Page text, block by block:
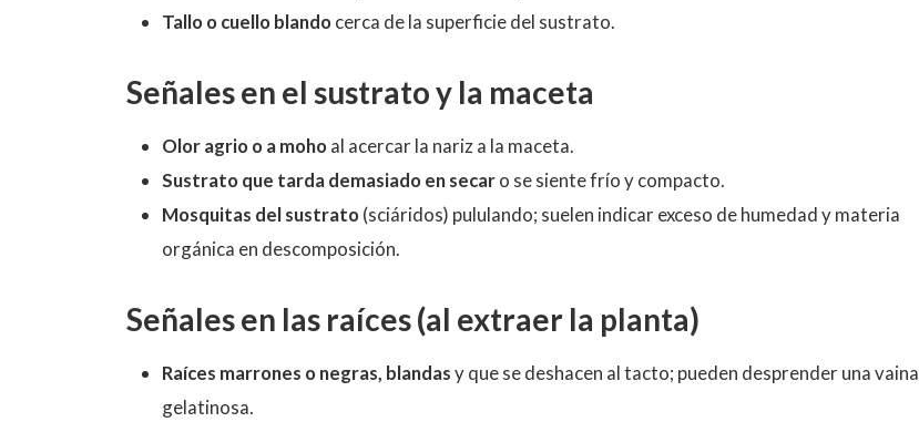
Tallo o cuello blandocerca de la superficie del sustrato.
Señales en el sustrato y la maceta
Olor agrio o a mohoal acercar la nariz a la maceta.
Sustrato que tarda demasiado en secaro se siente frío y compacto.
Mosquitas del sustrato(sciáridos) pululando; suelen indicar exceso de humedad y materia
orgánica en descomposición.
Señales en las raíces (al extraer la planta)
Raíces marrones o negras, blandasy que se deshacen al tacto; pueden desprender una vaina
gelatinosa.